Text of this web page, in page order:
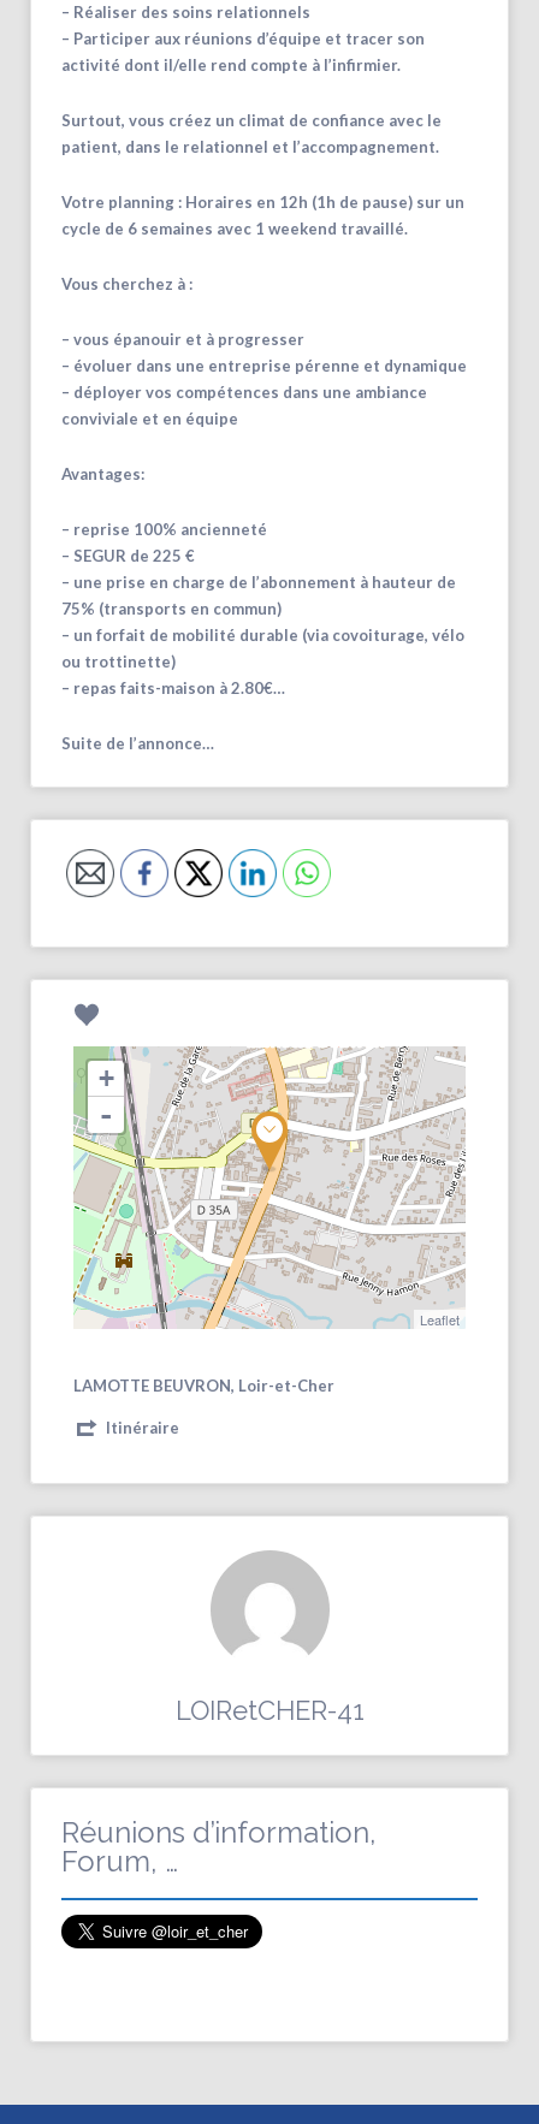
– Réaliser des soins relationnels
– Participer aux réunions d’équipe et tracer son
activité dont il/elle rend compte à l’infirmier.
Surtout, vous créez un climat de confiance avec le
patient, dans le relationnel et l’accompagnement.
Votre planning : Horaires en 12h (1h de pause) sur un
cycle de 6 semaines avec 1 weekend travaillé.
Vous cherchez à :
– vous épanouir et à progresser
– évoluer dans une entreprise pérenne et dynamique
– déployer vos compétences dans une ambiance
conviviale et en équipe
Avantages:
– reprise 100% ancienneté
– SEGUR de 225 €
– une prise en charge de l’abonnement à hauteur de
75% (transports en commun)
– un forfait de mobilité durable (via covoiturage, vélo
ou trottinette)
– repas faits-maison à 2.80€…
Suite de l’annonce…
+
-
Leaflet
LAMOTTE BEUVRON, Loir-et-Cher
Itinéraire
LOIRetCHER-41
Réunions d’information,
Forum, …